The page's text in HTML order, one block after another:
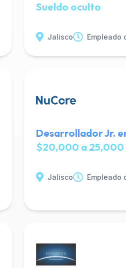
Sueldo oculto
Jalisco Empleado
Desarrollador Jr.
$20,000 a 25,000
Jalisco Empleado